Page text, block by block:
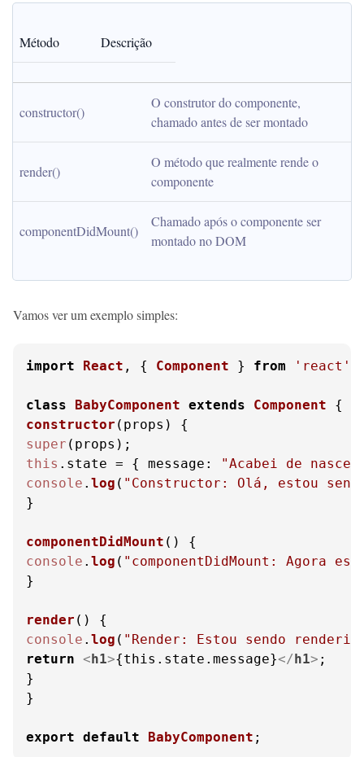
Método Descrição
constructor()
O construtor do componente,
chamado antes de ser montado
render()
O método que realmente rende o
componente
componentDidMount()
Chamado após o componente ser
montado no DOM
Vamos ver um exemplo simples:
import React , { Component } from 'react'
class BabyComponent extends Component
constructor ( props
super
this . state = { message :
"Acabei de
console . log ( "Constructor: Olá, estou
}
componentDidMount (
console . log ( "componentDidMount: Agora
}
render (
console . log ( "Render: Estou sendo
return <h1>{this.state.message}</h1> ;
}
}
export default BabyComponent ;